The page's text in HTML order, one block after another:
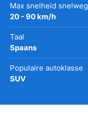
Max snelheid snelweg
20 - 90 km/h
Taal
Spaans
Populaire autoklasse
SUV